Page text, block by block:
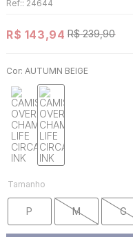
Ref:: 24644
R$ 143,94 R$ 239,90
Cor: AUTUMN BEIGE
Tamanho
P M G